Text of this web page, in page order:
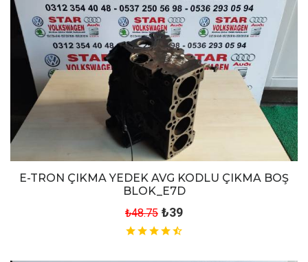
E-TRON ÇIKMA YEDEK AVG KODLU ÇIKMA BOŞ
BLOK_E7D
₺48.75 ₺39